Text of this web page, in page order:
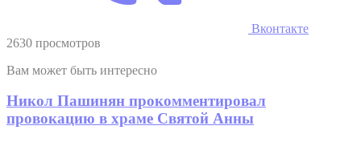
Вконтакте
2630 просмотров
Вам может быть интересно
Никол Пашинян прокомментировал
провокацию в храме Святой Анны